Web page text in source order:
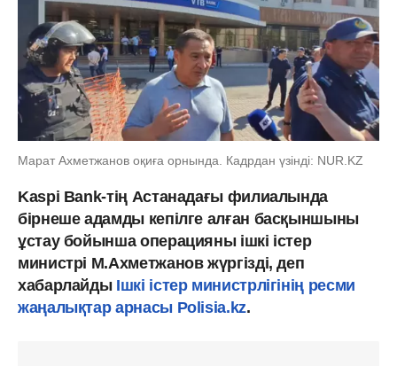
Марат Ахметжанов оқиға орнында. Кадрдан үзінді: NUR.KZ
Kaspi Bank-тің Астанадағы филиалында
бірнеше адамды кепілге алған басқыншыны
ұстау бойынша операцияны ішкі істер
министрі М.Ахметжанов жүргізді, деп
хабарлайды Ішкі істер министрлігінің ресми
жаңалықтар арнасы Polisia.kz.